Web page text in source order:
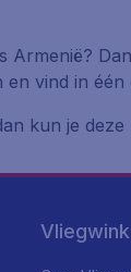
vind in
kun je